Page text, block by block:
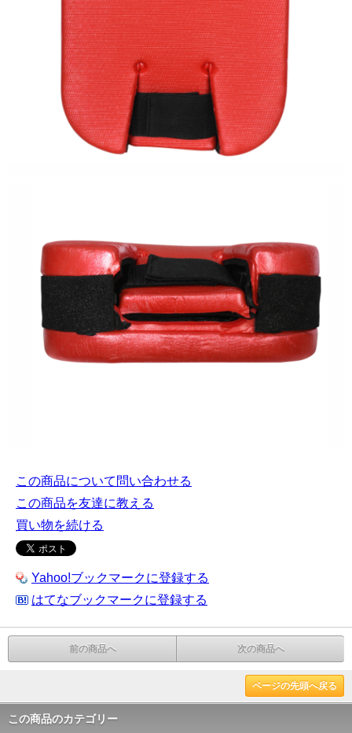
この商品について問い合わせる
この商品を友達に教える
買い物を続ける
Yahoo!ブックマークに登録する
はてなブックマークに登録する
前の商品へ 次の商品へ
ページの先頭へ戻る
この商品のカテゴリー